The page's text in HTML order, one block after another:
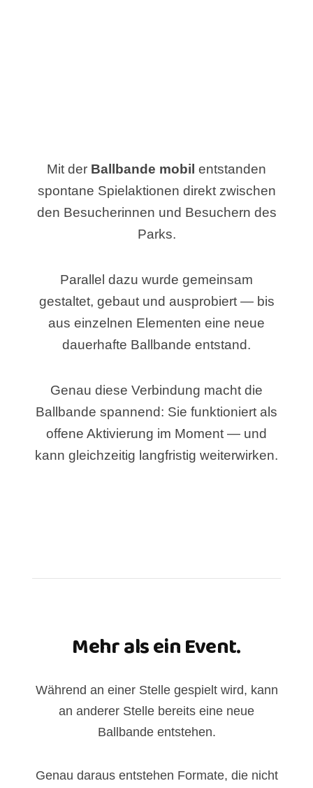
Mit der Ballbande mobil entstanden
spontane Spielaktionen direkt zwischen
den Besucherinnen und Besuchern des
Parks.
Parallel dazu wurde gemeinsam
gestaltet, gebaut und ausprobiert — bis
aus einzelnen Elementen eine neue
dauerhafte Ballbande entstand.
Genau diese Verbindung macht die
Ballbande spannend: Sie funktioniert als
offene Aktivierung im Moment — und
kann gleichzeitig langfristig weiterwirken.
Mehr als ein Event.
Während an einer Stelle gespielt wird, kann
an anderer Stelle bereits eine neue
Ballbande entstehen.
Genau daraus entstehen Formate, die nicht